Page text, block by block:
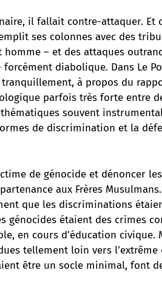
il fallait contre-attaquer. Et
ses colonnes avec des
homme – et des attaques
diabolique. Dans Le
à propos du
parfois très forte entre
souvent
de discrimination et la
de génocide et dénoncer
aux Frères
que les discriminations
génocides étaient des crimes
en cours d’éducation civique.
tellement loin vers l’extrême
être un socle minimal, font